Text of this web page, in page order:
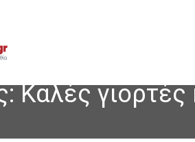
γιορτές